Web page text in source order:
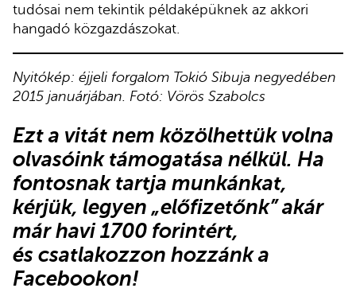
tudósai nem tekintik példaképüknek az akkori
hangadó közgazdászokat.
Nyitókép: éjjeli forgalom Tokió Sibuja negyedében
2015 januárjában. Fotó: Vörös Szabolcs
Ezt a vitát nem közölhettük volna
olvasóink támogatása nélkül. Ha
fontosnak tartja munkánkat,
kérjük, legyen „előfizetőnk”akár
már havi 1700 forintért,
és csatlakozzon hozzánk a
Facebookon!